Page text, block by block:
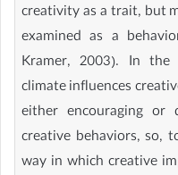
creativity as a trait, but
examined as a
Kramer, 2003). In the
climate influences
either encouraging or
creative behaviors, so,
way in which creative